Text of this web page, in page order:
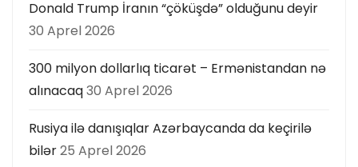
Donald Trump İranın “çöküşdə” olduğunu deyir
30 Aprel 2026
300 milyon dollarlıq ticarət – Ermənistandan nə
alınacaq30 Aprel 2026
Rusiya ilə danışıqlar Azərbaycanda da keçirilə
bilər25 Aprel 2026